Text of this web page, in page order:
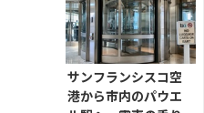
サンフランシスコ空
港から市内のパウエ